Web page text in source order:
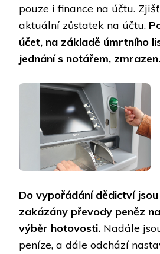
pouze i finance na účtu.
aktuální zůstatek na účtu.
účet, na základě úmrtního
jednání s notářem, zmrazen.
Do vypořádání dědictví
zakázány převody peněz
výběr hotovosti. Nadále
peníze, a dále odchází